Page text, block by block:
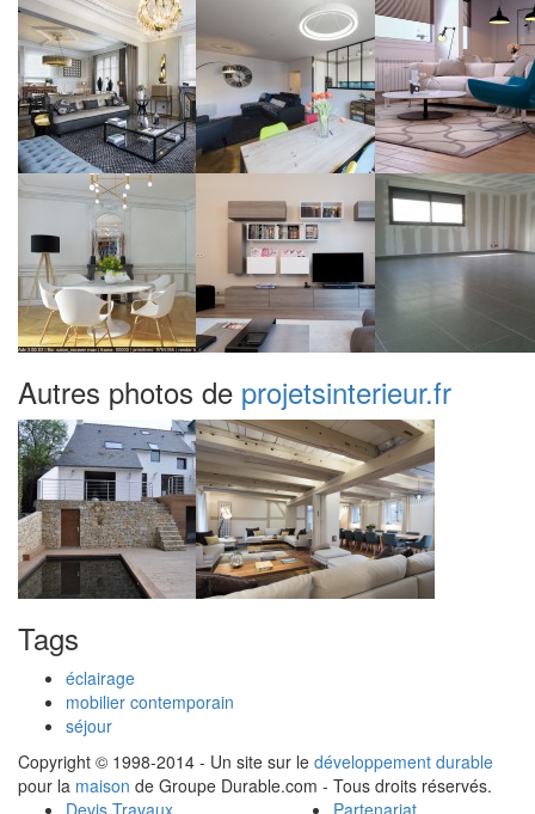
Autres photos de projetsinterieur.fr
Tags
éclairage
mobilier contemporain
séjour
Copyright © 1998-2014 - Un site sur le développement durable
pour la maison de Groupe Durable.com - Tous droits réservés.